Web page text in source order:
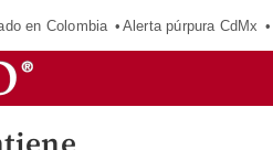
en Colombia Alerta púrpura CdMx